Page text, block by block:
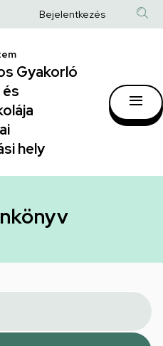
Anonim
fiók
Bejelentkezés
Gyakorló
és
hely